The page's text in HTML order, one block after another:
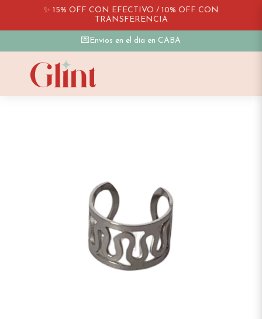
✨ 15% OFF CON EFECTIVO / 10% OFF CON
TRANSFERENCIA
💌Envios en el dia en CABA